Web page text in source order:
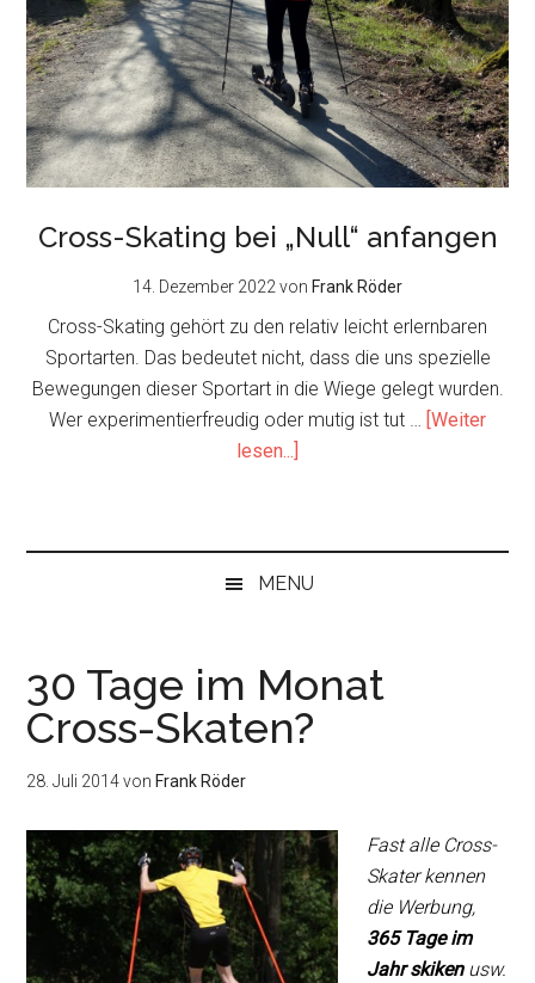
Cross-Skating bei „Null“ anfangen
14. Dezember 2022von Frank Röder
Cross-Skating gehört zu den relativ leicht erlernbaren
Sportarten. Das bedeutet nicht, dass die uns spezielle
Bewegungen dieser Sportart in die Wiege gelegt wurden.
Wer experimentierfreudig oder mutig ist tut … [Weiter
lesen...]
„Null“
MENU
30 Tage im Monat
Cross-Skaten?
28. Juli 2014von Frank Röder
Fast alle Cross-
Skater kennen
die Werbung,
365 Tage im
Jahr skikenusw.